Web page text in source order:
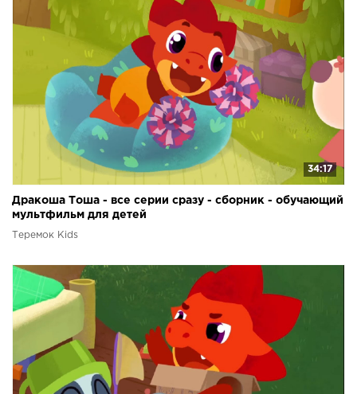
34:17
Дракоша Тоша - все серии сразу - сборник - обучающий
мультфильм для детей
Теремок Kids